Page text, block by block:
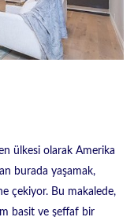
ülkesi olarak Amerika
burada yaşamak,
çekiyor. Bu makalede,
basit ve şeffaf bir